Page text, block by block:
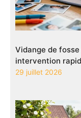
Vidange de
intervention
29 juillet 2026